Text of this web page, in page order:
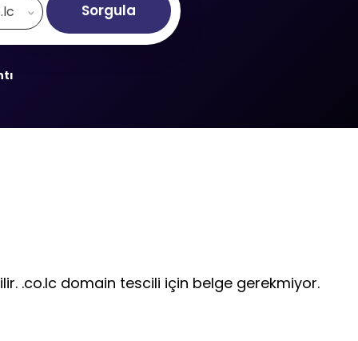
Sorgula
.co.lc domain tescili için belge gerekmiyor.